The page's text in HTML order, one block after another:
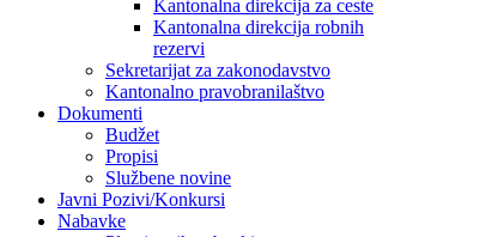
Kantonalna direkcija za ceste
Kantonalna direkcija robnih
rezervi
Sekretarijat za zakonodavstvo
Kantonalno pravobranilaštvo
Dokumenti
Budžet
Propisi
Službene novine
Javni Pozivi/Konkursi
Nabavke